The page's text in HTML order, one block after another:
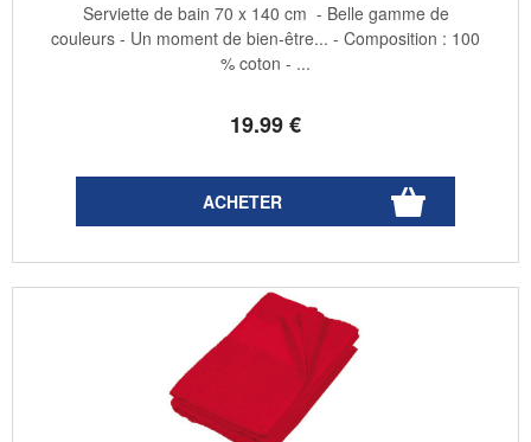
19.99€
Serviette de bain 70 x 140 cm - Belle gamme de
couleurs - Un moment de bien-être... - Composition : 100
% coton - ...